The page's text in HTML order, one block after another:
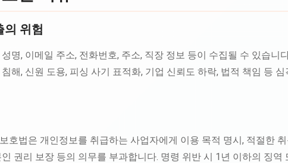
의 위험
명, 이메일 주소, 전화번호, 주소, 직장 정보 등이 수집될 수 있습니
해, 신원 도용, 피싱 사기 표적화, 기업 신뢰도 하락, 법적 책임 등
호법은 개인정보를 취급하는 사업자에게 이용 목적 명시, 적절한
권리 보장 등의 의무를 부과합니다. 명령 위반 시 1년 이하의 징역